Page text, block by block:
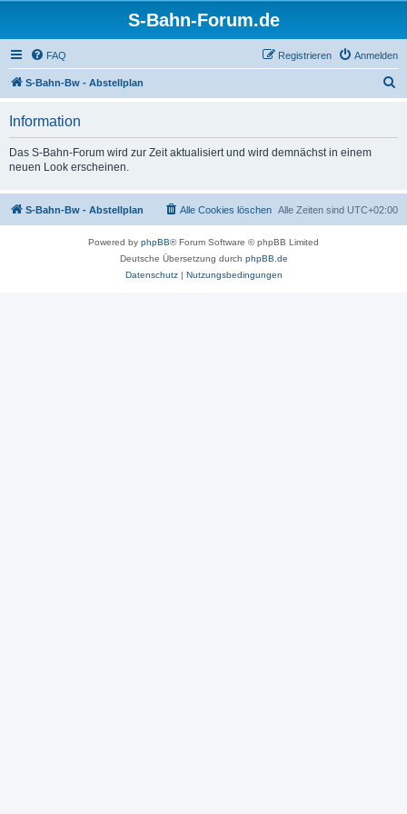
S-Bahn-Forum.de
FAQ Anmelden
Registrieren
S-Bahn-Bw - Abstellplan
Information
Das S-Bahn-Forum wird zur Zeit aktualisiert und wird demnächst in einem
neuen Look erscheinen.
S-Bahn-Bw - Abstellplan Alle Zeiten sind UTC+02:00
Alle Cookies löschen
Powered by phpBB® Forum Software © phpBB Limited
Deutsche Übersetzung durch phpBB.de
Datenschutz| Nutzungsbedingungen